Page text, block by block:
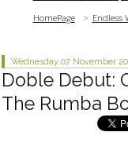
HomePage
Endless
Wednesday 07 November
Doble Debut:
The Rumba